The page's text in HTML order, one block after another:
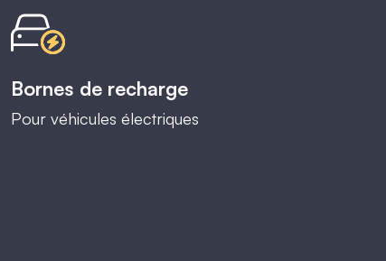
Bornes de recharge
Pour véhicules électriques